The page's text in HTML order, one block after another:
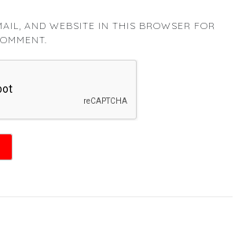
AND WEBSITE IN THIS BROWSER FOR